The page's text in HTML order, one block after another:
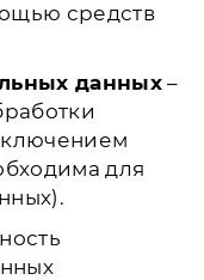
средств
данных–
для